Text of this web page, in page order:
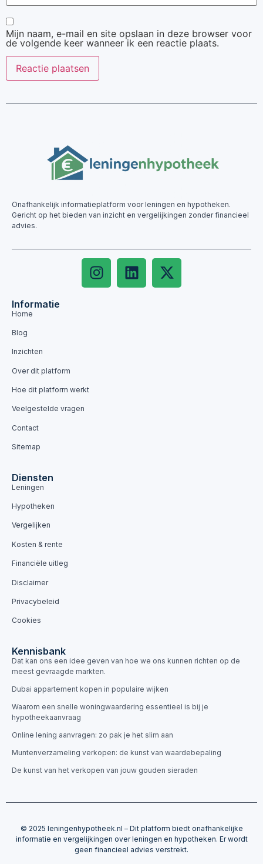
Mijn naam, e-mail en site opslaan in deze browser voor
de volgende keer wanneer ik een reactie plaats.
Onafhankelijk informatieplatform voor leningen en hypotheken.
Gericht op het bieden van inzicht en vergelijkingen zonder financieel
advies.
Informatie
Home
Blog
Inzichten
Over dit platform
Hoe dit platform werkt
Veelgestelde vragen
Contact
Sitemap
Diensten
Leningen
Hypotheken
Vergelijken
Kosten & rente
Financiële uitleg
Disclaimer
Privacybeleid
Cookies
Kennisbank
Dat kan ons een idee geven van hoe we ons kunnen richten op de
meest gevraagde markten.
Dubai appartement kopen in populaire wijken
Waarom een snelle woningwaardering essentieel is bij je
hypotheekaanvraag
Online lening aanvragen: zo pak je het slim aan
Muntenverzameling verkopen: de kunst van waardebepaling
De kunst van het verkopen van jouw gouden sieraden
© 2025 leningenhypotheek.nl – Dit platform biedt onafhankelijke
informatie en vergelijkingen over leningen en hypotheken. Er wordt
geen financieel advies verstrekt.